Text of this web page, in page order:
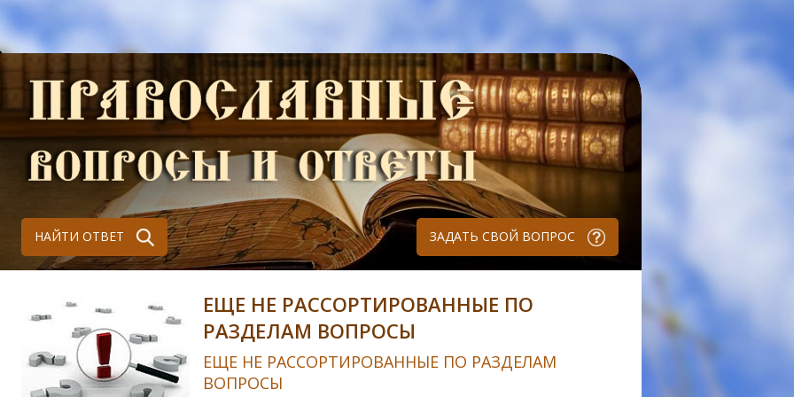
НАЙТИ ОТВЕТ ЗАДАТЬ СВОЙ ВОПРОС
ЕЩЕ НЕ РАССОРТИРОВАННЫЕ ПО
РАЗДЕЛАМ ВОПРОСЫ
ЕЩЕ НЕ РАССОРТИРОВАННЫЕ ПО РАЗДЕЛАМ
ВОПРОСЫ